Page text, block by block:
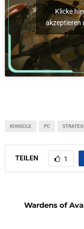
Klicke
akzeptieren
KONSOLE PC
TEILEN 1
Wardens of